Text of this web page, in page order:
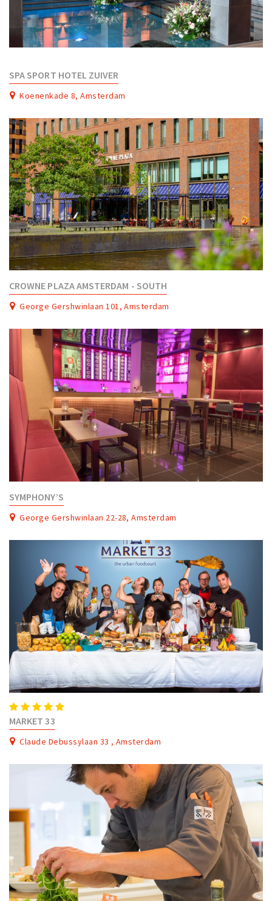
About Hello Zuidas
Programme
Membership
Partner Apps
Inloggen
SPA SPORT HOTEL ZUIVER
Koenenkade 8, Amsterdam
CROWNE PLAZA AMSTERDAM - SOUTH
George Gershwinlaan 101, Amsterdam
SYMPHONY’S
George Gershwinlaan 22-28, Amsterdam
MARKET 33
Claude Debussylaan 33 , Amsterdam